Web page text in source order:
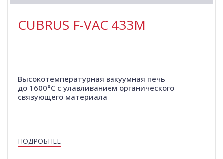
CUBRUS F-VAC 433M
Высокотемпературная вакуумная печь
до 1600°C с улавливанием органического
связующего материала
ПОДРОБНЕЕ